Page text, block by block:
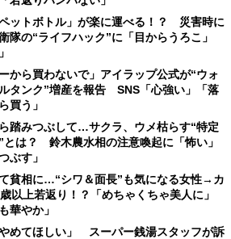
ットボトル」が楽に運べる！？ 災害時に
隊の“ライフハック”に「目からうろこ」
ーから買わないで」アイラップ公式が“ウォ
タンク”増産を報告 SNS「心強い」「落
買う」
踏みつぶして…サクラ、ウメ枯らす“特定
とは？ 鈴木農水相の注意喚起に「怖い」
ぶす」
貧相に…“シワ＆面長”も気になる女性→カ
以上若返り！？「めちゃくちゃ美人に」
華やか」
やめてほしい」 スーパー銭湯スタッフが訴